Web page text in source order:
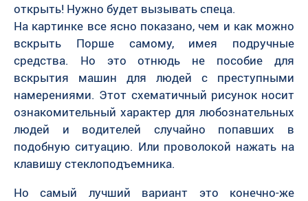
открыть! Нужно будет вызывать спеца.
На картинке все ясно показано, чем и как можно
вскрыть Порше самому, имея подручные
средства. Но это отнюдь не пособие для
вскрытия машин для людей с преступными
намерениями. Этот схематичный рисунок носит
ознакомительный характер для любознательных
людей и водителей случайно попавших в
подобную ситуацию. Или проволокой нажать на
клавишу стеклоподъемника.
Но самый лучший вариант это конечно-же